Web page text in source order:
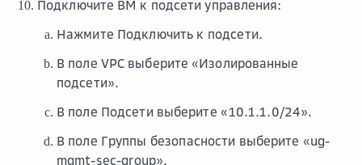
Подключите ВМ к подсети управления:
Нажмите Подключить к подсети.
В поле VPC выберите «Изолированные
подсети».
В поле Подсетивыберите «10.1.1.0/24».
В поле Группы безопасности выберите «ug-
mgmt-sec-group».